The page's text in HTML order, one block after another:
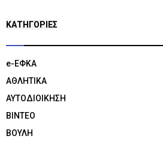
KΑΤΗΓΟΡΊΕΣ
e-ΕΦΚΑ
ΑΘΛΗΤΙΚΑ
ΑΥΤΟΔΙΟΙΚΗΣΗ
ΒΙΝΤΕΟ
ΒΟΥΛΗ